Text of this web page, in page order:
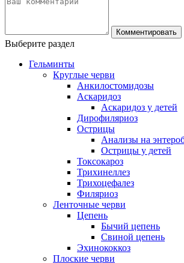
Выберите раздел
Гельминты
Круглые черви
Анкилостомидозы
Аскаридоз
Аскаридоз у детей
Дирофиляриоз
Острицы
Анализы на
Острицы у детей
Токсокароз
Трихинеллез
Трихоцефалез
Филяриоз
Ленточные черви
Цепень
Бычий цепень
Свиной цепень
Эхинококкоз
Плоские черви